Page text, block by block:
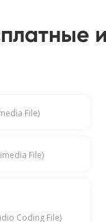
File)
File)
Coding File)